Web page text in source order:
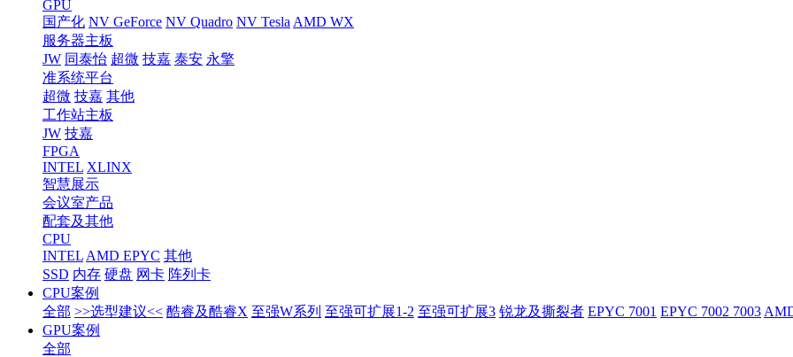
GPU
国产化 NV GeForce NV Quadro NV Tesla AMD WX
服务器主板
JW 同泰怡 超微 技嘉 泰安 永擎
准系统平台
超微 技嘉 其他
工作站主板
JW 技嘉
FPGA
INTEL XLINX
智慧展示
会议室产品
配套及其他
CPU
INTEL AMD EPYC 其他
SSD 内存 硬盘 网卡 阵列卡
CPU案例
全部 >>选型建议<< 酷睿及酷睿X 至强W系列 至强可扩展1-2 至强可扩展3 锐龙及撕裂者 EPYC 7001 EPYC 7002 7003
GPU案例
全部